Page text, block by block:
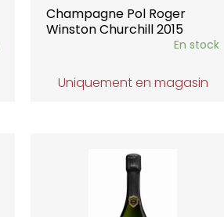
Champagne Pol Roger
Winston Churchill 2015
En stock
Uniquement en magasin